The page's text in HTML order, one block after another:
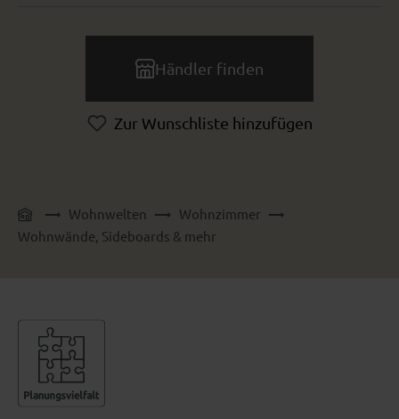
Händler finden
Zur Wunschliste hinzufügen
Wohnwelten
Wohnzimmer
Wohnwände, Sideboards & mehr